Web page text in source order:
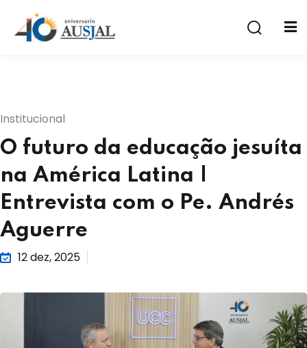
Institucional
O futuro da educação jesuíta
na América Latina |
Entrevista com o Pe. Andrés
Aguerre
12 dez, 2025